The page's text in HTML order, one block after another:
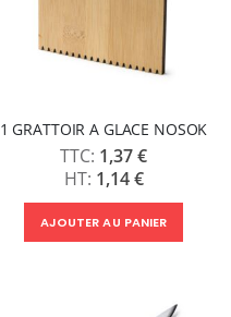
1 GRATTOIR A GLACE NOSOK
1,37 €
1,14 €
AJOUTER AU PANIER